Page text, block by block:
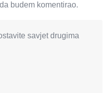
budem komentirao.